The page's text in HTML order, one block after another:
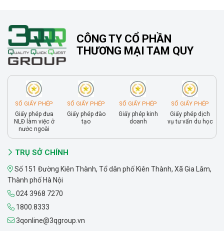
CÔNG TY CỔ PHẦN
THƯƠNG MẠI TAM QUY
SỐ GIẤY PHÉP
Giấy phép đưa
NLĐ làm việc ở
nước ngoài
SỐ GIẤY PHÉP
Giấy phép đào
tạo
SỐ GIẤY PHÉP
Giấy phép kinh
doanh
SỐ GIẤY PHÉP
Giấy phép dịch
vụ tư vấn du học
TRỤ SỞ CHÍNH
Số 151 Đường Kiên Thành, Tổ dân phố Kiên Thành, Xã Gia Lâm,
Thành phố Hà Nội
024 3968 7270
1800.8333
3qonline@3qgroup.vn